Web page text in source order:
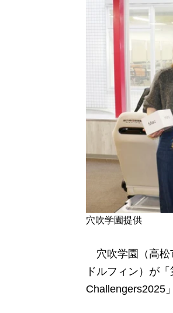
穴吹学園提供
穴吹学園（高松
ドルフィン）が
Challengers2025